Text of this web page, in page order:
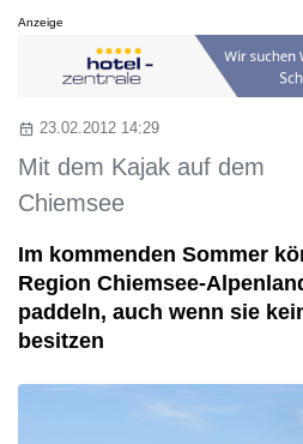
Anzeige
23.02.2012 14:29
Mit dem Kajak auf dem
Chiemsee
Im kommenden Sommer
Region Chiemsee-
paddeln, auch wenn sie
besitzen